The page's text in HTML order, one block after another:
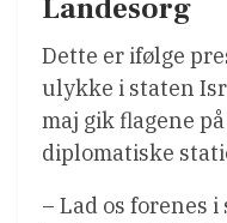
Landesorg
Dette er ifølge
ulykke i staten
maj gik flagene
diplomatiske
– Lad os forenes